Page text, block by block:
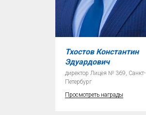
Тхостов Константин
Эдуардович
директор Лицея № 369, Санкт-
Петербург
Просмотреть награды